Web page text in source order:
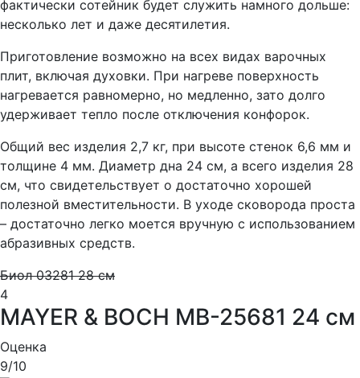
фактически сотейник будет служить намного дольше:
несколько лет и даже десятилетия.
Приготовление возможно на всех видах варочных
плит, включая духовки. При нагреве поверхность
нагревается равномерно, но медленно, зато долго
удерживает тепло после отключения конфорок.
Общий вес изделия 2,7 кг, при высоте стенок 6,6 мм и
толщине 4 мм. Диаметр дна 24 см, а всего изделия 28
см, что свидетельствует о достаточно хорошей
полезной вместительности. В уходе сковорода проста
– достаточно легко моется вручную с использованием
абразивных средств.
Биол 03281 28 см
4
MAYER & BOCH MB-25681 24 см
Оценка
9/10